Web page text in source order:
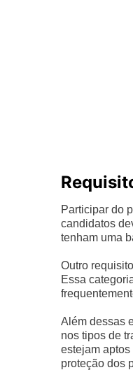
Participar do
candidatos
tenham uma
Outro
Essa
Além dessas
nos tipos de
estejam
proteção dos